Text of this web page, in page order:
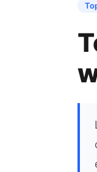
Attirez de nouveaux clients
influenceurs de votre ville